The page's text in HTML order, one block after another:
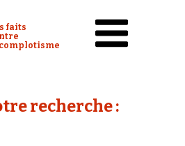
Watch :
faits
recherche :